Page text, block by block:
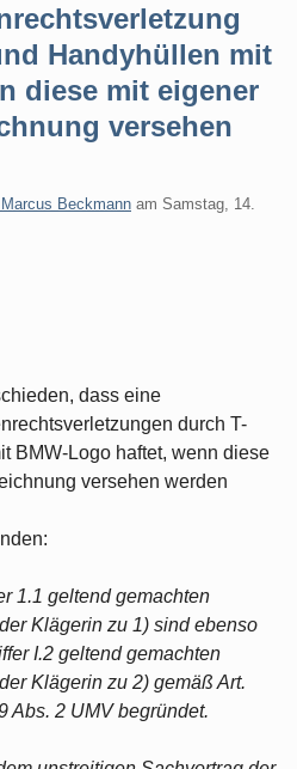
Handyhüllen mit
diese mit eigener
versehen
Beckmann am Samstag, 14.
dass eine
durch T-
BMW-Logo haftet, wenn diese
versehen werden
1.1 geltend gemachten
Klägerin zu 1) sind ebenso
I.2 geltend gemachten
Klägerin zu 2) gemäß Art.
Abs. 2 UMV begründet.